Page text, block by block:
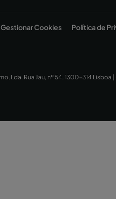
Gestionar Cookies Política de
Lda. Rua Jau, nº 54, 1300-314 Lisboa